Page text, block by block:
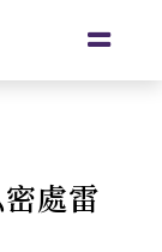
處雷